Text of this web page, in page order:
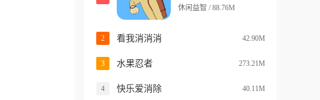
你！游戏中具体如何操作游玩
还是非常复杂的，不同的局面
下如何处理都需要玩家们自己
休闲益智 / 88.76M
2 看我消消消 42.90M
3 水果忍者 273.21M
4 快乐爱消除 40.11M